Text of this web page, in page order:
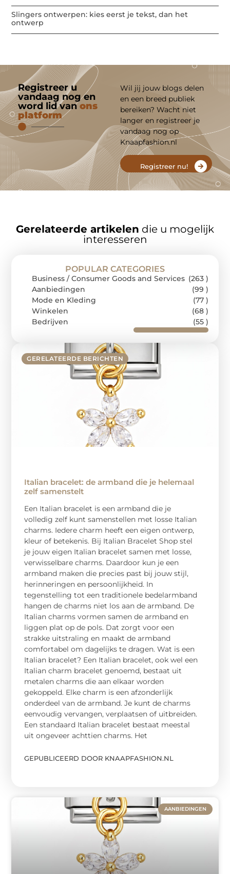
Slingers ontwerpen: kies eerst je tekst, dan het
ontwerp
Registreer u
vandaag nog en
word lid vanons
platform
Wil jij jouw blogs delen
en een breed publiek
bereiken? Wacht niet
langer en registreer je
vandaag nog op
Knaapfashion.nl
Registreer nu!
Gerelateerde artikelen die u mogelijk
interesseren
GERELATEERDE BERICHTEN
Italian bracelet: de armband die je helemaal
zelf samenstelt
Een Italian bracelet is een armband die je
volledig zelf kunt samenstellen met losse Italian
charms. Iedere charm heeft een eigen ontwerp,
kleur of betekenis. Bij Italian Bracelet Shop stel
je jouw eigen Italian bracelet samen met losse,
verwisselbare charms. Daardoor kun je een
armband maken die precies past bij jouw stijl,
herinneringen en persoonlijkheid. In
tegenstelling tot een traditionele bedelarmband
hangen de charms niet los aan de armband. De
Italian charms vormen samen de armband en
liggen plat op de pols. Dat zorgt voor een
strakke uitstraling en maakt de armband
comfortabel om dagelijks te dragen. Wat is een
Italian bracelet? Een Italian bracelet, ook wel een
Italian charm bracelet genoemd, bestaat uit
metalen charms die aan elkaar worden
gekoppeld. Elke charm is een afzonderlijk
onderdeel van de armband. Je kunt de charms
eenvoudig vervangen, verplaatsen of uitbreiden.
Een standaard Italian bracelet bestaat meestal
uit ongeveer achttien charms. Het
GEPUBLICEERD DOOR KNAAPFASHION.NL
POPULAR CATEGORIES
Business / Consumer Goods and Services (263 )
Aanbiedingen
(99 )
Mode en Kleding
(77 )
Winkelen
(68 )
Bedrijven
(55 )
AANBIEDINGEN